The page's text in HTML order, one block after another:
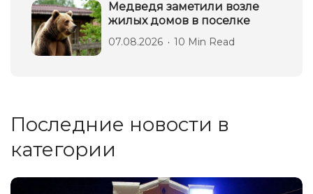
Медведя заметили возле
жилых домов в поселке
07.08.2026 10 Min Read
Последние новости в
категории